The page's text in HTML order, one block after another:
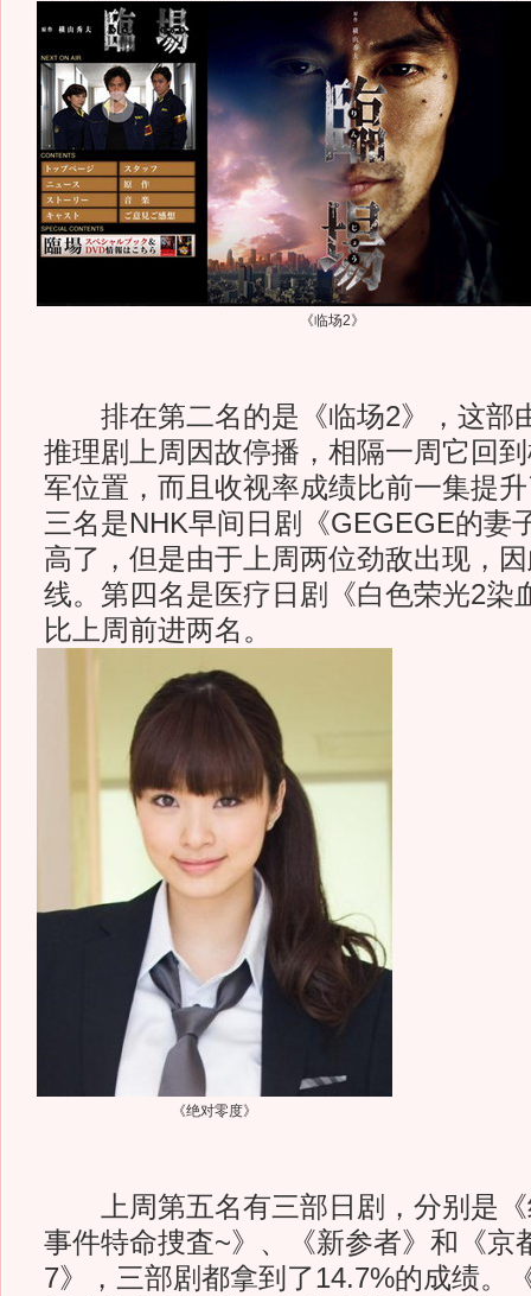
《临场2》
排在第二名的是《临场2》，这部
推理剧上周因故停播，相隔一周它回
军位置，而且收视率成绩比前一集提
三名是NHK早间日剧《GEGEGE的妻
高了，但是由于上周两位劲敌出现，
线。第四名是医疗日剧《白色荣光2染
比上周前进两名。
《绝对零度》
上周第五名有三部日剧，分别是《
事件特命捜査~》、《新参者》和《京
7》，三部剧都拿到了14.7%的成绩。